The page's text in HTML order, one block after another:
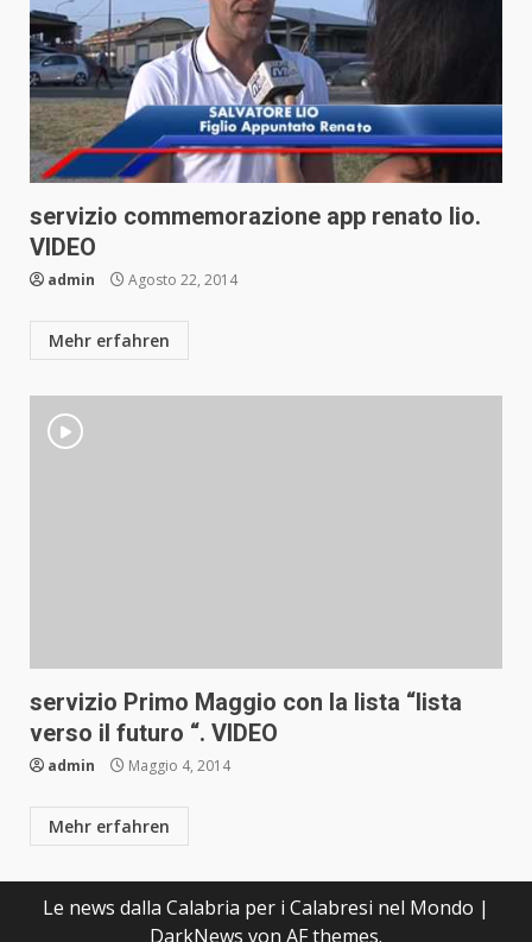
servizio commemorazione app renato lio.
VIDEO
admin Agosto 22, 2014
Mehr erfahren
servizio Primo Maggio con la lista “lista
verso il futuro “. VIDEO
admin Maggio 4, 2014
Mehr erfahren
Le news dalla Calabria per i Calabresi nel Mondo |
DarkNews von AF themes.